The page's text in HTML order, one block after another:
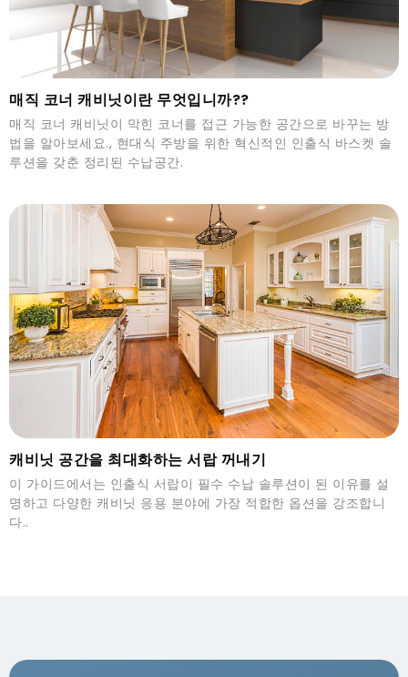
매직 코너 캐비닛이란 무엇입니까??
매직 코너 캐비닛이 막힌 코너를 접근 가능한 공간으로 바꾸는 방
법을 알아보세요., 현대식 주방을 위한 혁신적인 인출식 바스켓 솔
루션을 갖춘 정리된 수납공간.
캐비닛 공간을 최대화하는 서랍 꺼내기
이 가이드에서는 인출식 서랍이 필수 수납 솔루션이 된 이유를 설
명하고 다양한 캐비닛 응용 분야에 가장 적합한 옵션을 강조합니
다..